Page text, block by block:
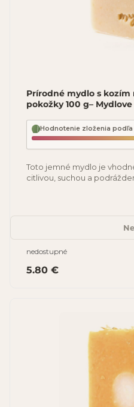
Prírodné mydlo s kozím
pokožky 100 g–
Hodnotenie zloženia podľa
Toto jemné mydlo je
citlivou, suchou a
nedostupné
5.80 €